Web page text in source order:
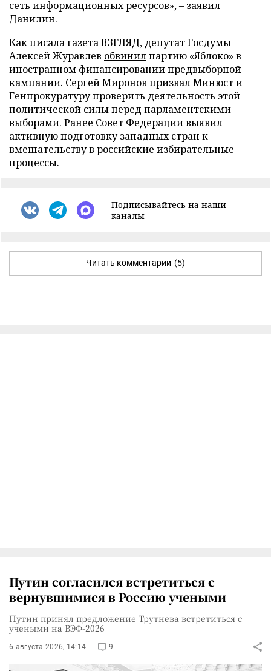
сеть информационных ресурсов», – заявил
Данилин.
Как писала газета ВЗГЛЯД, депутат Госдумы
Алексей Журавлев обвинилпартию «Яблоко» в
иностранном финансировании предвыборной
кампании. Сергей Миронов призвалМинюст и
Генпрокуратуру проверить деятельность этой
политической силы перед парламентскими
выборами. Ранее Совет Федерациивыявил
активную подготовку западных стран к
вмешательству в российские избирательные
процессы.
Подписывайтесь на наши
каналы
Читать комментарии (5)
Путин согласился встретиться с
вернувшимися в Россию учеными
Путин принял предложение Трутнева встретиться с
учеными на ВЭФ-2026
6 августа 2026, 14:14 9